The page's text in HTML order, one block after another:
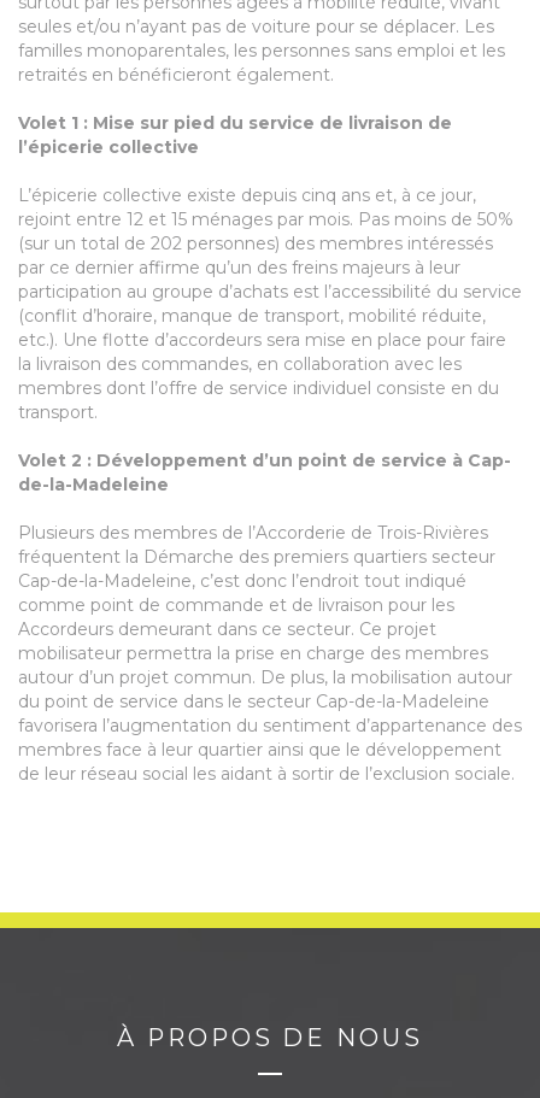
seules et/ou n’ayant pas de voiture pour se déplacer. Les
familles monoparentales, les personnes sans emploi et les
retraités en bénéficieront également.
Volet 1 : Mise sur pied du service de livraison de
l’épicerie collective
L’épicerie collective existe depuis cinq ans et, à ce jour,
rejoint entre 12 et 15 ménages par mois. Pas moins de 50%
(sur un total de 202 personnes) des membres intéressés
par ce dernier affirme qu’un des freins majeurs à leur
participation au groupe d’achats est l’accessibilité du service
(conflit d’horaire, manque de transport, mobilité réduite,
etc.). Une flotte d’accordeurs sera mise en place pour faire
la livraison des commandes, en collaboration avec les
membres dont l’offre de service individuel consiste en du
transport.
Volet 2 : Développement d’un point de service à Cap-
de-la-Madeleine
Plusieurs des membres de l’Accorderie de Trois-Rivières
fréquentent la Démarche des premiers quartiers secteur
Cap-de-la-Madeleine, c’est donc l’endroit tout indiqué
comme point de commande et de livraison pour les
Accordeurs demeurant dans ce secteur. Ce projet
mobilisateur permettra la prise en charge des membres
autour d’un projet commun. De plus, la mobilisation autour
du point de service dans le secteur Cap-de-la-Madeleine
favorisera l’augmentation du sentiment d’appartenance des
membres face à leur quartier ainsi que le développement
de leur réseau social les aidant à sortir de l’exclusion sociale.
À PROPOS DE NOUS